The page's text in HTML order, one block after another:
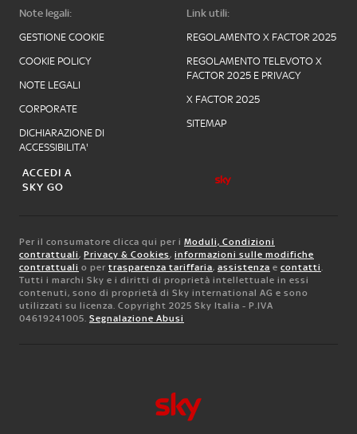
Note legali:
GESTIONE COOKIE
COOKIE POLICY
NOTE LEGALI
CORPORATE
DICHIARAZIONE DI
ACCESSIBILITA'
Link utili:
REGOLAMENTO X FACTOR 2025
REGOLAMENTO TELEVOTO X
FACTOR 2025 E PRIVACY
X FACTOR 2025
SITEMAP
ACCEDI A
SKY GO
Per il consumatore clicca qui per i Moduli, Condizioni
contrattuali, Privacy & Cookies, informazioni sulle modifiche
contrattuali o per trasparenza tariffaria, assistenza e contatti.
Tutti i marchi Sky e i diritti di proprietà intellettuale in essi
contenuti, sono di proprietà di Sky international AG e sono
utilizzati su licenza. Copyright 2025 Sky Italia - P.IVA
04619241005. Segnalazione Abusi